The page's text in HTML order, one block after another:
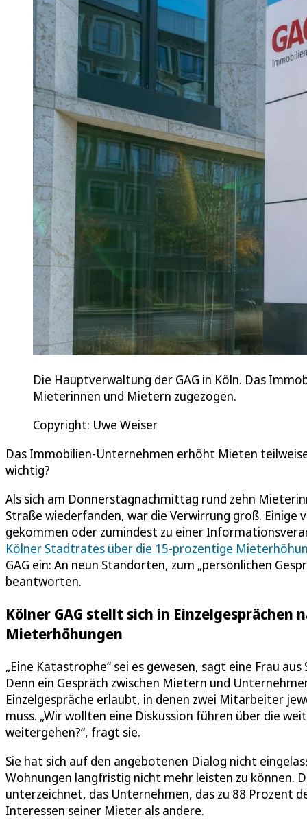
Die Hauptverwaltung der GAG in Köln. Das
Mieterinnen und Mietern zugezogen.
Copyright: Uwe Weiser
Das Immobilien-Unternehmen erhöht Mieten
wichtig?
Als sich am Donnerstagnachmittag rund zehn
Straße wiederfanden, war die Verwirrung groß.
gekommen oder zumindest zu einer
Kölner Stadtrates über die 15-prozentige
GAG ein: An neun Standorten, zum „persönlichen
beantworten.
Kölner GAG stellt sich in Einzelgesprächen
Mieterhöhungen
„Eine Katastrophe“ sei es gewesen, sagt eine Frau
Denn ein Gespräch zwischen Mietern und
Einzelgespräche erlaubt, in denen zwei Mitarbeiter
muss. „Wir wollten eine Diskussion führen über die
weitergehen?“, fragt sie.
Sie hat sich auf den angebotenen Dialog nicht
Wohnungen langfristig nicht mehr leisten zu können.
unterzeichnet, das Unternehmen, das zu 88 Prozent
Interessen seiner Mieter als andere.